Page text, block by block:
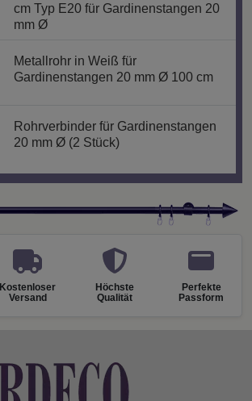
cm Typ E20 für Gardinenstangen 20
mm Ø
Metallrohr in Weiß für
Gardinenstangen 20 mm Ø 100 cm
Rohrverbinder für Gardinenstangen
20 mm Ø (2 Stück)
Kostenloser
Versand
Höchste
Qualität
Perfekte
Passform